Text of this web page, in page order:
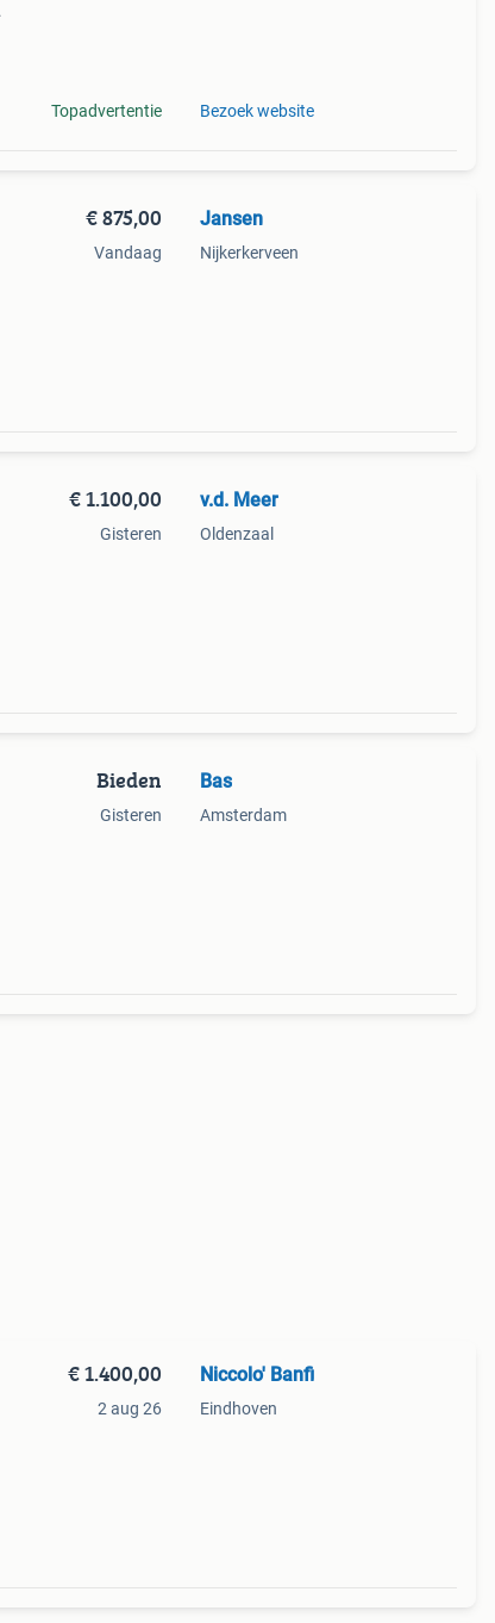
Topadvertentie Bezoek website
€ 875,00
Vandaag
Jansen
Nijkerkerveen
€ 1.100,00
Gisteren
v.d. Meer
Oldenzaal
Bieden
Gisteren
Bas
Amsterdam
€ 1.400,00
2 aug 26
Niccolo' Banfi
Eindhoven